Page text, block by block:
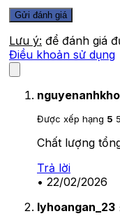
Lưu ý: để đánh giá
Điều khoản sử dụng
Được xếp hạng 5
Chất lượng
Trả lời
• 22/02/2026
lyhoangan_23